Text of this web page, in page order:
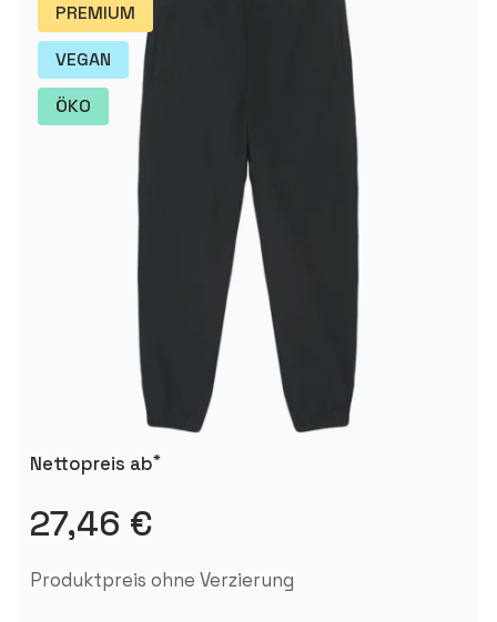
PREMIUM
VEGAN
ÖKO
Nettopreis ab*
27,46 €
Produktpreis ohne Verzierung